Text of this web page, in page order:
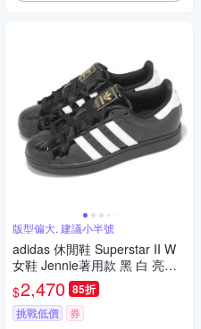
版型偏大, 建議小半號
adidas 休閒鞋 Superstar II W
女鞋 Jennie著用款 黑 白 亮皮
漆皮 貝殼頭 愛迪達 JS4009
$2,470 85折
挑戰低價 券